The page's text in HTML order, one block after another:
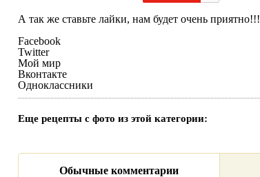
А так же ставьте лайки, нам будет очень приятно!!!
Facebook
Twitter
Мой мир
Вконтакте
Одноклассники
Еще рецепты с фото из этой категории:
Обычные комментарии